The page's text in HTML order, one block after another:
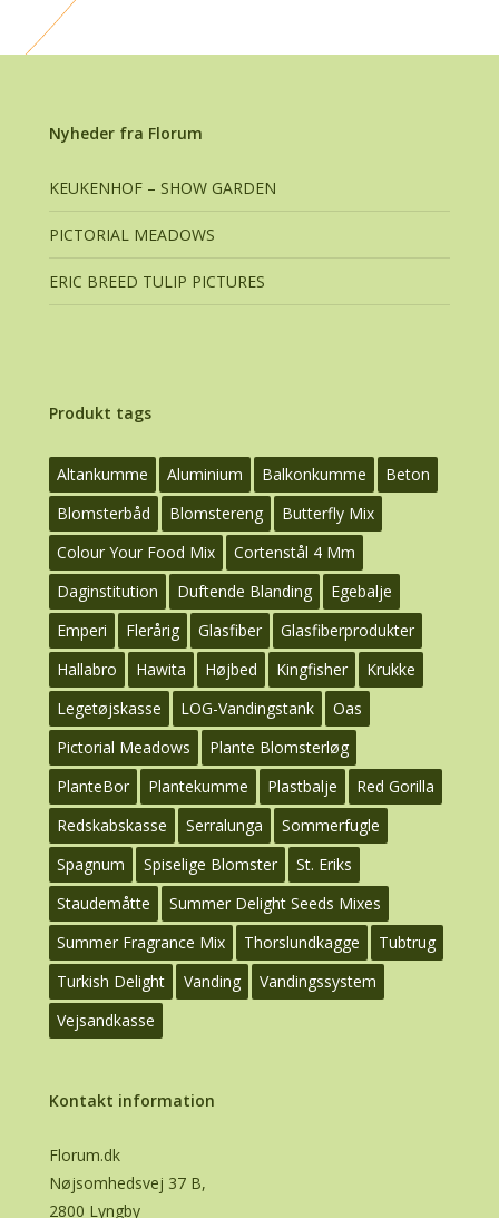
Nyheder fra Florum
KEUKENHOF – SHOW GARDEN
PICTORIAL MEADOWS
ERIC BREED TULIP PICTURES
Produkt tags
Altankumme Aluminium Balkonkumme
Beton
Blomsterbåd
Blomstereng
Butterfly Mix
Colour Your Food Mix
Cortenstål 4 Mm
Daginstitution
Duftende Blanding
Egebalje
Emperi
Flerårig Glasfiber
Glasfiberprodukter
Hallabro
Hawita Højbed Kingfisher
Krukke
Legetøjskasse
LOG-Vandingstank
Oas
Pictorial Meadows
Plante Blomsterløg
PlanteBor
Plantekumme Plastbalje
Red Gorilla
Redskabskasse
Serralunga
Sommerfugle
Spagnum
Spiselige Blomster
St. Eriks
Staudemåtte
Summer Delight Seeds Mixes
Summer Fragrance Mix
Thorslundkagge
Tubtrug
Turkish Delight
Vanding
Vandingssystem
Vejsandkasse
Kontakt information
Florum.dk
Nøjsomhedsvej 37 B,
2800 Lyngby